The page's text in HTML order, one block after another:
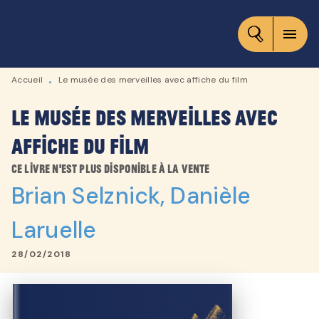
CONTENU
menu
Accueil • Le musée des merveilles avec affiche du film
Le musée des merveilles avec
affiche du film
Ce livre n'est plus disponible à la vente
Brian Selznick, Danièle
Laruelle
28/02/2018